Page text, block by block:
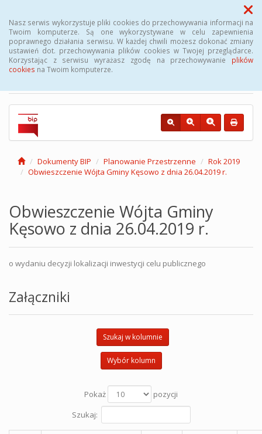
Nasz serwis wykorzystuje pliki cookies do przechowywania informacji na
Twoim komputerze. Są one wykorzystywane w celu zapewnienia
poprawnego działania serwisu. W każdej chwili możesz dokonać zmiany
ustawień dot. przechowywania plików cookies w Twojej przeglądarce.
Korzystając z serwisu wyrażasz zgodę na przechowywanie plików
cookies na Twoim komputerze.
Menu
Biuletyn Informacji
Publicznej Gminy Kęsowo
Dokumenty BIP Planowanie Przestrzenne
Rok 2019
Obwieszczenie Wójta Gminy Kęsowo z dnia 26.04.2019 r.
Obwieszczenie Wójta Gminy
Kęsowo z dnia 26.04.2019 r.
o wydaniu decyzji lokalizacji inwestycji celu publicznego
Załączniki
Szukaj w kolumnie
Wybór kolumn
Pokaż
pozycji
Szukaj: